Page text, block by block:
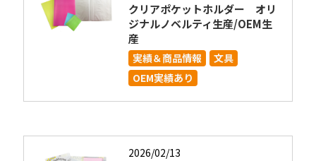
クリアポケットホルダー オリ
ジナルノベルティ生産/OEM生
産
実績＆商品情報
文具
OEM実績あり
2026/02/13